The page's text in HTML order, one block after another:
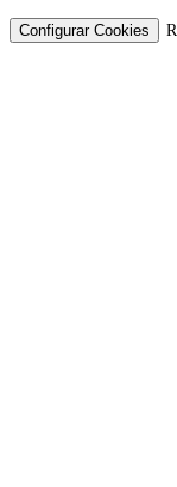
Configurar Cookies